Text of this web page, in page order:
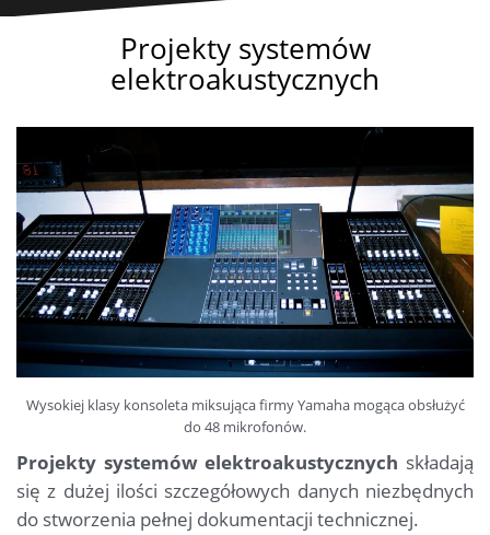
Projekty systemów
elektroakustycznych
Wysokiej klasy konsoleta miksująca firmy Yamaha mogąca obsłużyć
do 48 mikrofonów.
Projekty systemów elektroakustycznych składają
się z dużej ilości szczegółowych danych niezbędnych
do stworzenia pełnej dokumentacji technicznej.